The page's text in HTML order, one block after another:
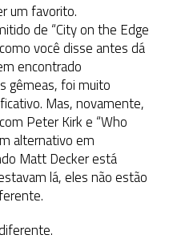
um favorito.
de “City on the Edge
você disse antes dá
encontrado
gêmeas, foi muito
Mas, novamente,
Peter Kirk e “Who
alternativo em
Matt Decker está
lá, eles não estão